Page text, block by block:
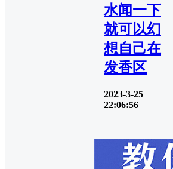
水闻一下
就可以幻
想自己在
发香区
2023-3-25
22:06:56